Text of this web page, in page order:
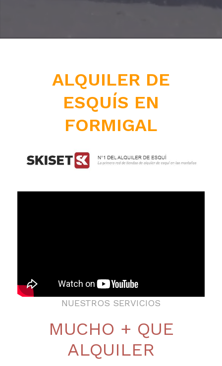
ALQUILER DE
ESQUÍS EN
FORMIGAL
NUESTROS SERVICIOS
MUCHO + QUE
ALQUILER